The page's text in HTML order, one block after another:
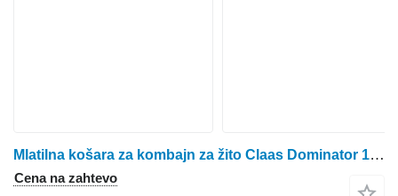
Mlatilna košara za kombajn za žito Claas Dominator 108
Cena na zahtevo